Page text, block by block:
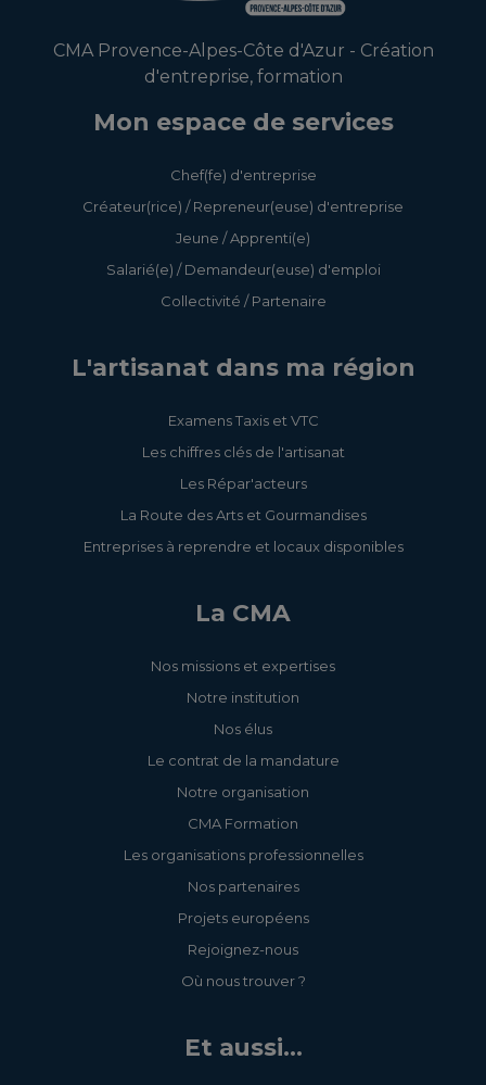
CMA Provence-Alpes-Côte d'Azur - Création
d'entreprise, formation
Mon espace de services
Chef(fe) d'entreprise
Créateur(rice) / Repreneur(euse) d'entreprise
Jeune / Apprenti(e)
Salarié(e) / Demandeur(euse) d'emploi
Collectivité / Partenaire
L'artisanat dans ma région
Examens Taxis et VTC
Les chiffres clés de l'artisanat
Les Répar'acteurs
La Route des Arts et Gourmandises
Entreprises à reprendre et locaux disponibles
La CMA
Nos missions et expertises
Notre institution
Nos élus
Le contrat de la mandature
Notre organisation
CMA Formation
Les organisations professionnelles
Nos partenaires
Projets européens
Rejoignez-nous
Où nous trouver ?
Et aussi...